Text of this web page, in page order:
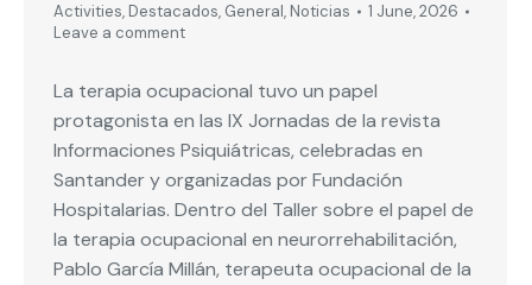
Activities, Destacados, General, Noticias
1 June, 2026
Leave a comment
La terapia ocupacional tuvo un papel
protagonista en las IX Jornadas de la revista
Informaciones Psiquiátricas, celebradas en
Santander y organizadas por Fundación
Hospitalarias. Dentro del Taller sobre el papel de
la terapia ocupacional en neurorrehabilitación,
Pablo García Millán, terapeuta ocupacional de la